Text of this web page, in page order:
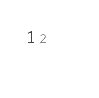
Side
1 Side
2